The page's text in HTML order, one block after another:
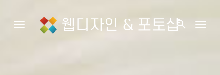
Toggle navigation웹디자인 & 포토샵search